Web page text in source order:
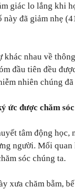
giác lo lắng khi
này đã giảm nhẹ
khác nhau về
đầu tiên đều
nhiên chúng
ức được chăm sóc
tâm động
người. Mối
sóc chúng ta.
xưa chăm bẵm,